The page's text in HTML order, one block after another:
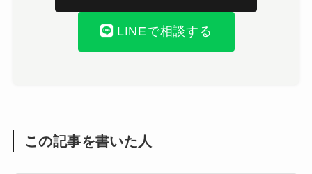
LINEで相談する
この記事を書いた人